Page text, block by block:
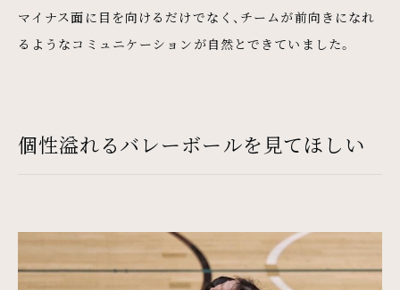
マイナス面に目を向けるだけでなく、チームが前向きになれ
るようなコミュニケーションが自然とできていました。
個性溢れるバレーボールを見てほしい